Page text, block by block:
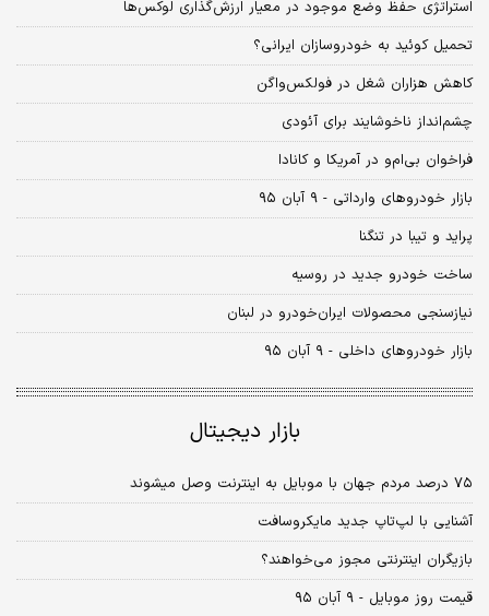
استراتژی حفظ وضع موجود در معیار ارزش‌گذاری لوکس‌ها
تحمیل کوئید به خودروسازان ایرانی؟
کاهش هزاران شغل در فولکس‌واگن
چشم‌انداز ناخوشایند برای آئودی
فراخوان بی‌ام‌و در آمریکا و کانادا
بازار خودروهای وارداتی - ۹ آبان ۹۵
پراید و تیبا در تنگنا
ساخت خودرو جدید در روسیه
نیازسنجی محصولات ایران‌خودرو در لبنان
بازار خودروهای داخلی - ۹ آبان ۹۵
بازار دیجیتال
۷۵ درصد مردم جهان با موبایل به اینترنت وصل می‏شوند
آشنایی با لپ‌تاپ جدید مایکروسافت
بازیگران اینترنتی مجوز می‌خواهند؟
قیمت روز موبایل - ۹ آبان ۹۵